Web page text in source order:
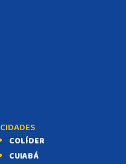
CIDADES
COLÍDER
CUIABÁ